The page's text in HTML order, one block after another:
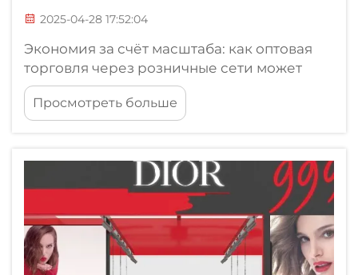
2025-04-28 17:52:04
Экономия за счёт масштаба: как оптовая
торговля через розничные сети может
помочь сэкономить. Оптовая торговля
через розничные сети стала
стратегическим подходом для компаний,
оптимизировать закупки и повысить
операционную эффективность. Покупка в
Просмотреть больше